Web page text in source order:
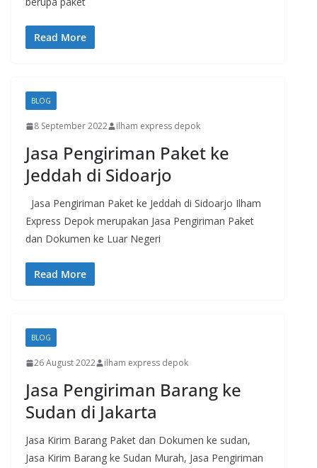
Read More
BLOG
8 September 2022 ilham express depok
Jasa Pengiriman Paket ke
Jeddah di Sidoarjo
Jasa Pengiriman Paket ke Jeddah di Sidoarjo Ilham
Express Depok merupakan Jasa Pengiriman Paket
dan Dokumen ke Luar Negeri
Read More
BLOG
26 August 2022 ilham express depok
Jasa Pengiriman Barang ke
Sudan di Jakarta
Jasa Kirim Barang Paket dan Dokumen ke sudan,
Jasa Kirim Barang ke Sudan Murah, Jasa Pengiriman